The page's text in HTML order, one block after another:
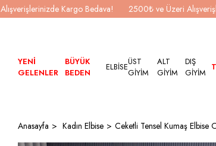
Kargo Bedava! 2500₺ ve Üzeri
YENİ
GELENLER
BÜYÜK
BEDEN
ELBİSEÜST
GİYİM
ALT
GİYİM
DIŞ
GİYİM
Anasayfa Kadın Elbise Ceketli Tensel Kumaş Elbise